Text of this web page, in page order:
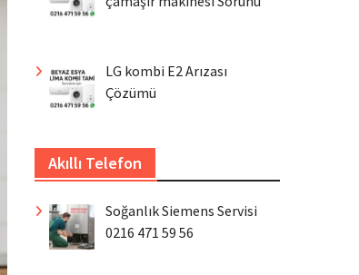
LG kombi E2 Arızası
Çözümü
Akıllı Telefon
Soğanlık Siemens Servisi
0216 471 59 56